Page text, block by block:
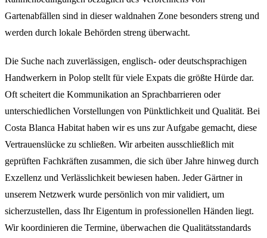
Gartenabfällen sind in dieser waldnahen Zone besonders streng und
werden durch lokale Behörden streng überwacht.
Die Suche nach zuverlässigen, englisch- oder deutschsprachigen
Handwerkern in Polop stellt für viele Expats die größte Hürde dar.
Oft scheitert die Kommunikation an Sprachbarrieren oder
unterschiedlichen Vorstellungen von Pünktlichkeit und Qualität. Bei
Costa Blanca Habitat haben wir es uns zur Aufgabe gemacht, diese
Vertrauenslücke zu schließen. Wir arbeiten ausschließlich mit
geprüften Fachkräften zusammen, die sich über Jahre hinweg durch
Exzellenz und Verlässlichkeit bewiesen haben. Jeder Gärtner in
unserem Netzwerk wurde persönlich von mir validiert, um
sicherzustellen, dass Ihr Eigentum in professionellen Händen liegt.
Wir koordinieren die Termine, überwachen die Qualitätsstandards